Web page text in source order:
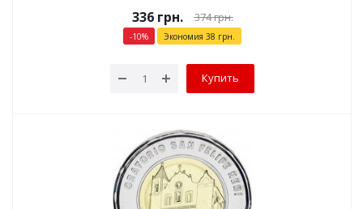
336грн. 374грн.
-10% Экономия 38 грн.
Купить